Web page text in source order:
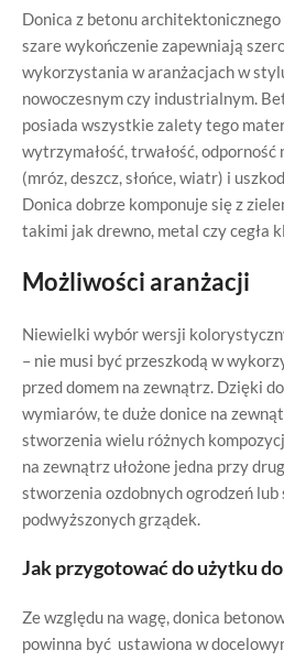
Donica z betonu
szare wykończenie zapewniają
wykorzystania w aranżacjach w
nowoczesnym czy industrialnym.
posiada wszystkie zalety tego
wytrzymałość, trwałość,
(mróz, deszcz, słońce, wiatr) i
Donica dobrze komponuje się z
takimi jak drewno, metal czy cegła
Możliwości aranżacji
Niewielki wybór wersji
– nie musi być przeszkodą w
przed domem na zewnątrz. Dzięki
wymiarów, te duże donice na
stworzenia wielu różnych
na zewnątrz ułożone jedna przy
stworzenia ozdobnych ogrodzeń
podwyższonych grządek.
Jak przygotować do użytku
Ze względu na wagę, donica
powinna być ustawiona w